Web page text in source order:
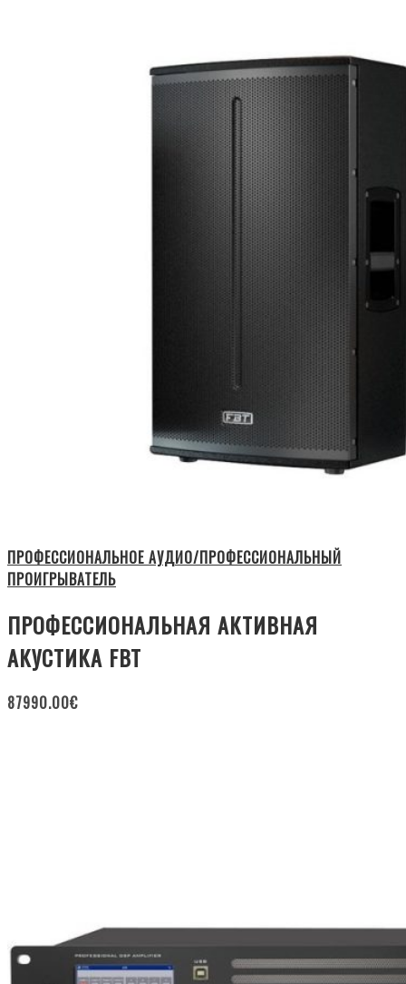
ПРОФЕССИОНАЛЬНОЕ АУДИО/ПРОФЕССИОНАЛЬНЫЙ
ПРОИГРЫВАТЕЛЬ
ПРОФЕССИОНАЛЬНАЯ АКТИВНАЯ
АКУСТИКА FBT
87990.00€